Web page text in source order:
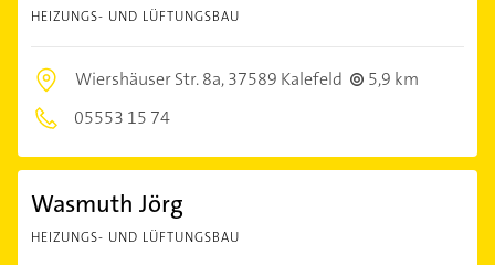
HEIZUNGS- UND LÜFTUNGSBAU
Wiershäuser Str. 8a,37589 Kalefeld
5,9 km
05553 15 74
Wasmuth Jörg
HEIZUNGS- UND LÜFTUNGSBAU